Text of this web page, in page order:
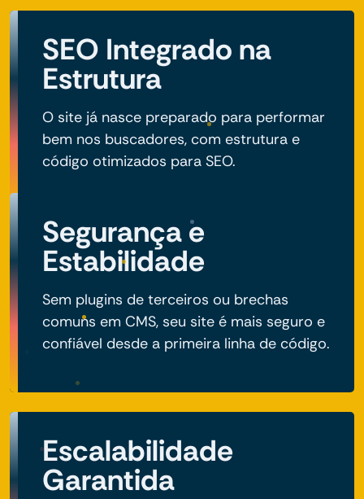
SEO Integrado na
Estrutura
O site já nasce preparado para performar
bem nos buscadores, com estrutura e
código otimizados para SEO.
Segurança e
Estabilidade
Sem plugins de terceiros ou brechas
comuns em CMS, seu site é mais seguro e
confiável desde a primeira linha de código.
Escalabilidade
Garantida